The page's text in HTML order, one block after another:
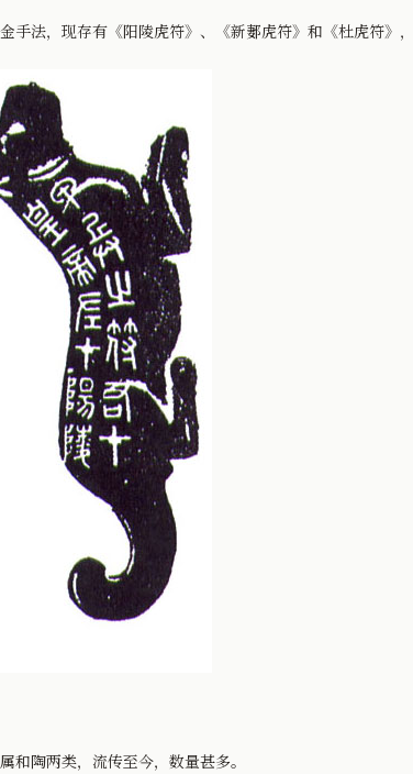
法，现存有《阳陵虎符》、《新郪虎符》和《杜虎符》
陶两类，流传至今，数量甚多。